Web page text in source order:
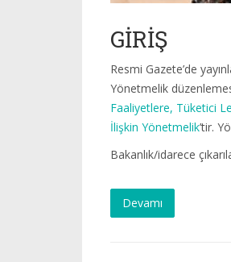
GİRİŞ
Resmi Gazete’de
Yönetmelik
Faaliyetlere, Tüketici
İlişkin Yönetmelik’tir.
Bakanlık/idarece
Devamı